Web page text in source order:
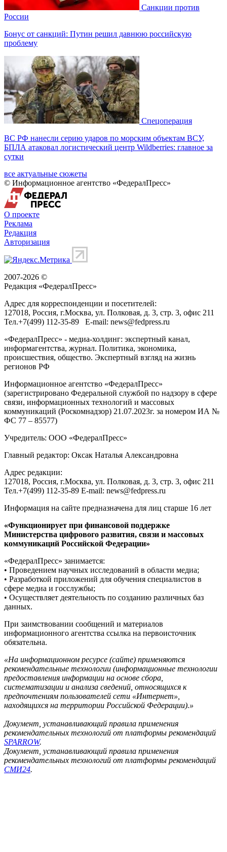
Санкции против
России
Бонус от санкций: Путин решил давнюю российскую
проблему
Спецоперация
ВС РФ нанесли серию ударов по морским объектам ВСУ,
БПЛА атаковал логистический центр Wildberries: главное за
сутки
все актуальные сюжеты
© Информационное агентство «ФедералПресс»
О проекте
Реклама
Редакция
Авторизация
2007-2026 ©
Редакция «ФедералПресс»
Адрес для корреспонденции и посетителей:
127018, Россия, г.Москва, ул. Полковая, д. 3, стр. 3, офис 211
Тел.+7(499) 112-35-89 E-mail: news@fedpress.ru
«ФедералПресс» - медиа-холдинг: экспертный канал,
информагентства, журнал. Политика, экономика,
происшествия, общество. Экспертный взгляд на жизнь
регионов РФ
Информационное агентство «ФедералПресс»
(зарегистрировано Федеральной службой по надзору в сфере
связи, информационных технологий и массовых
коммуникаций (Роскомнадзор) 21.07.2023г. за номером ИА №
ФС 77 – 85577)
Учредитель: ООО «ФедералПресс»
Главный редактор: Оксак Наталья Александровна
Адрес редакции:
127018, Россия, г.Москва, ул. Полковая, д. 3, стр. 3, офис 211
Тел.+7(499) 112-35-89 E-mail: news@fedpress.ru
Информация на сайте предназначена для лиц старше 16 лет
«Функционирует при финансовой поддержке
Министерства цифрового развития, связи и массовых
коммуникаций Российской Федерации»
«ФедералПресс» занимается:
• Проведением научных исследований в области медиа;
• Разработкой приложений для обучения специалистов в
сфере медиа и госслужбы;
• Осуществляет деятельность по созданию различных баз
данных.
При заимствовании сообщений и материалов
информационного агентства ссылка на первоисточник
обязательна.
«На информационном ресурсе (сайте) применяются
рекомендательные технологии (информационные технологии
предоставления информации на основе сбора,
систематизации и анализа сведений, относящихся к
предпочтениям пользователей сети «Интернет»,
находящихся на территории Российской Федерации).»
Документ, устанавливающий правила применения
рекомендательных технологий от платформы рекомендаций
SPARROW.
Документ, устанавливающий правила применения
рекомендательных технологий от платформы рекомендаций
СМИ24.